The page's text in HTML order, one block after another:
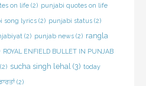
on life (2) punjabi quotes on life
song lyrics (2) punjabi status (2)
(2) punjab news (2) rangla
ROYAL ENFIELD BULLET IN PUNJAB
(2) sucha singh lehal (3) today
(2)